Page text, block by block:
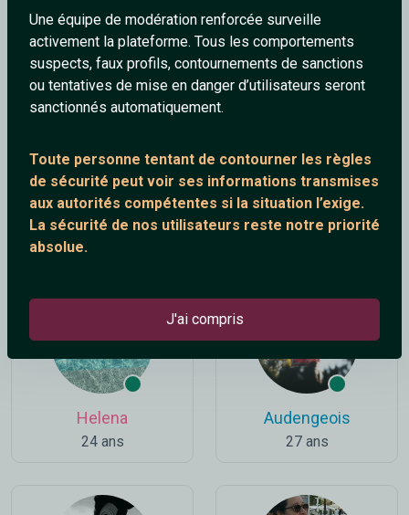
Une équipe de modération renforcée surveille
activement la plateforme. Tous les comportements
suspects, faux profils, contournements de sanctions
ou tentatives de mise en danger d’utilisateurs seront
sanctionnés automatiquement.
Toute personne tentant de contourner les règles
de sécurité peut voir ses informations transmises
aux autorités compétentes si la situation l’exige.
La sécurité de nos utilisateurs reste notre priorité
absolue.
J'ai compris
Pourquoipas42
31 ans
Shantidan
57 ans
Angel Ulysse9
Helena
24 ans
Audengeois
27 ans